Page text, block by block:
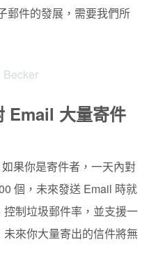
郵件的發展，需要我們所
Becker
Email 大量寄件
果你是寄件者，一天內對
個，未來發送 Email 時就
控制垃圾郵件率，並支援一
來你大量寄出的信件將無